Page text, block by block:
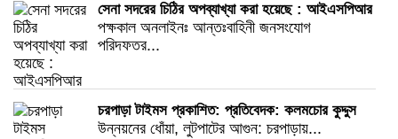
সেনা সদরের চিঠির অপব্যাখ্যা করা হয়েছে : আইএসপিআর
পক্ষকাল অনলাইনঃ আন্তঃবাহিনী জনসংযোগ
পরিদফতর...
চরপাড়া টাইমস প্রকাশিত: প্রতিবেদক: কলমচোর কুদ্দুস
উন্নয়নের ধোঁয়া, লুটপাটের আগুন: চরপাড়ায়...